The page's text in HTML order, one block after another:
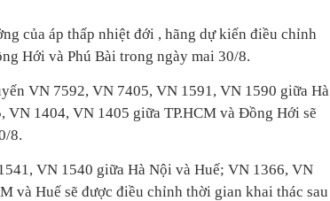
của áp thấp nhiệt đới , hãng dự kiến điều chỉnh
Hới và Phú Bài trong ngày mai 30/8.
VN 7592, VN 7405, VN 1591, VN 1590 giữa Hà
1404, VN 1405 giữa TP.HCM và Đồng Hới sẽ
8.
VN 1540 giữa Hà Nội và Huế; VN 1366, VN
và Huế sẽ được điều chỉnh thời gian khai thác sau